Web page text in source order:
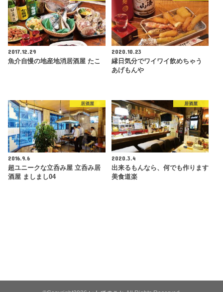
2017.12.29
魚介自慢の地産地消居酒屋 たこ
2020.10.23
縁日気分でワイワイ飲めちゃう
あげもんや
居酒屋
2016.9.6
超ユニークな立呑み屋 立呑み居
酒屋 ましまし04
居酒屋
2020.3.4
出来るもんなら、何でも作ります
美食道楽